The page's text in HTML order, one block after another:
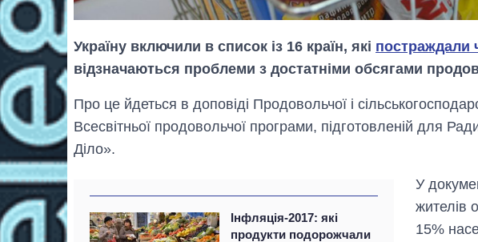
Україну включили в список із 16 країн, які постраждали
відзначаються проблеми з достатніми обсягами
Про це йдеться в доповіді Продовольчої і
Всесвітньої продовольчої програми, підготовленій для
Діло».
Інфляція-2017: які
продукти подорожчали
У
жителів
15%